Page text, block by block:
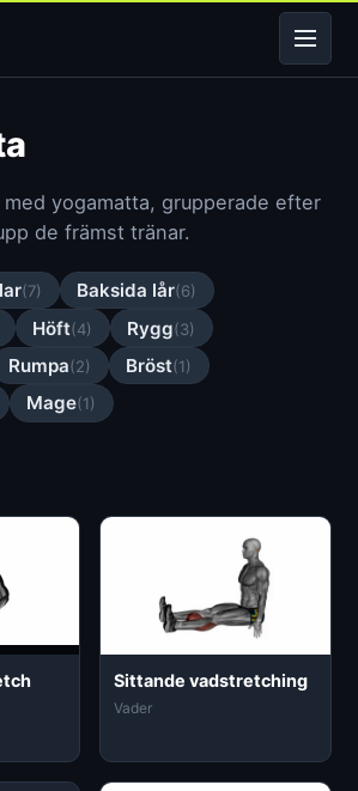
yogamatta, grupperade efter
de främst tränar.
(7) Baksida lår(6)
Höft(4) Rygg(3)
Rumpa(2) Bröst(1)
Mage(1)
Sittande vadstretching
Vader